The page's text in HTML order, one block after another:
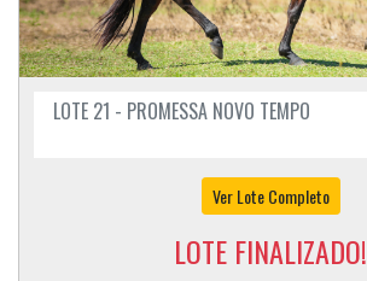
LOTE 21 - PROMESSA NOVO TEMPO
Ver Lote Completo
LOTE FINALIZADO!